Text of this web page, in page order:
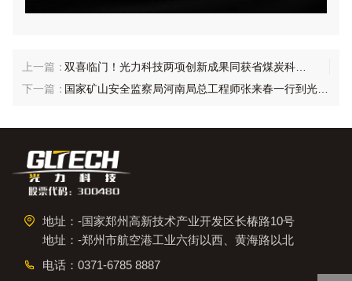
双喜临门！光力科技两项创新成果同获省煤炭科学技术奖
国家矿山安全监察局河南局总工程师张来春一行到光力科技调研
地址：-国家郑州高新技术产业开发区长椿路10号
地址：-郑州市航空港工业六街以西、黄海路以北
电话： 0371-6785 8887